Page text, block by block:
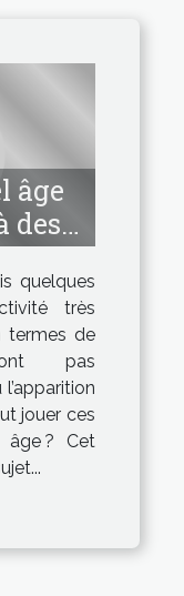
âge
des
quelques
très
termes de
pas
jouer ces
? Cet